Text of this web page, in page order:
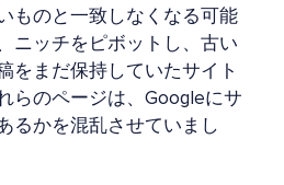
ものと一致しなくなる可能
ニッチをピボットし、古い
をまだ保持していたサイト
らのページは、Googleにサ
るかを混乱させていまし